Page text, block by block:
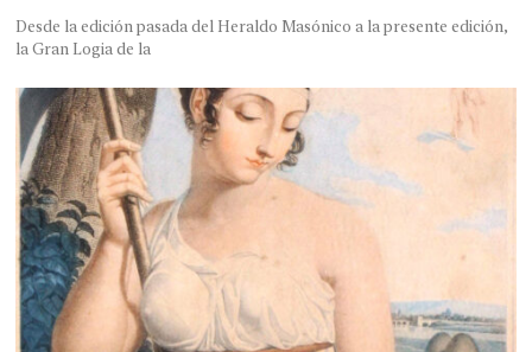
Desde la edición pasada del Heraldo Masónico a la presente edición,
la Gran Logia de la